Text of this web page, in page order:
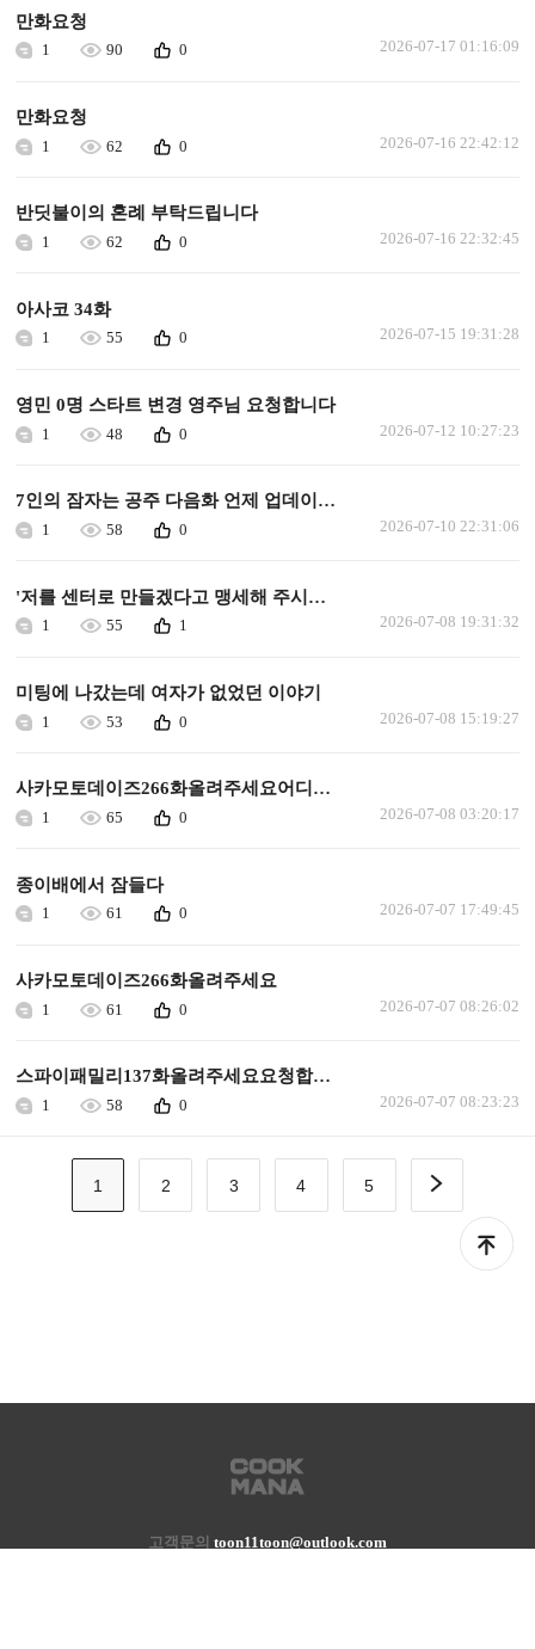
만화요청
1 90 0 2026-07-17 01:16:09
만화요청
1 62 0 2026-07-16 22:42:12
반딧불이의 혼례 부탁드립니다
1 62 0 2026-07-16 22:32:45
아사코 34화
1 55 0 2026-07-15 19:31:28
영민 0명 스타트 변경 영주님 요청합니다
1 48 0 2026-07-12 10:27:23
7인의 잠자는 공주 다음화 언제 업데이트되나요.
1 58 0 2026-07-10 22:31:06
'저를 센터로 만들겠다고 맹세해 주시겠어요?' 다음화 업데이트 해주세요.
1 55 1 2026-07-08 19:31:32
미팅에 나갔는데 여자가 없었던 이야기
1 53 0 2026-07-08 15:19:27
사카모토데이즈266화올려주세요어디에올려져있나요
1 65 0 2026-07-08 03:20:17
종이배에서 잠들다
1 61 0 2026-07-07 17:49:45
사카모토데이즈266화올려주세요
1 61 0 2026-07-07 08:26:02
스파이패밀리137화올려주세요요청합니다
1 58 0 2026-07-07 08:23:23
1 2 3 4 5
고객문의 toon11toon@outlook.com